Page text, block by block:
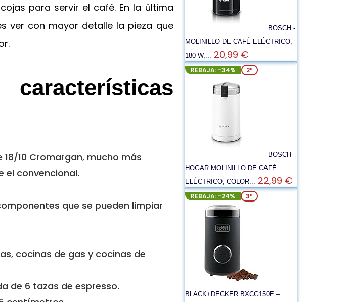
para servir el café. En la última
ver con mayor detalle la pieza que
características
10 Cromargan, mucho más
el convencional.
que se pueden limpiar
cocinas de gas y cocinas de
de 6 tazas de espresso.
BOSCH -
MOLINILLO DE CAFÉ ELÉCTRICO,
180 W,... 20,99 €
REBAJA: -34% 2º
BOSCH
HOGAR MOLINILLO DE CAFÉ
ELÉCTRICO, COLOR... 22,99 €
REBAJA: -24% 3º
BLACK+DECKER BXCG150E –